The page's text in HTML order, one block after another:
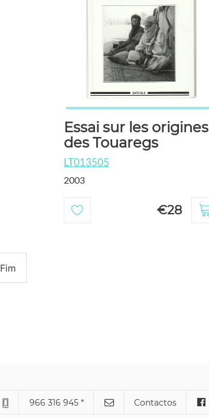
Essai sur les origines
des Touaregs
LT013505
2003
€28
Fim
966 316 945 * Contactos